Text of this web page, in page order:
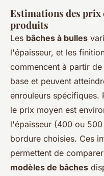
Estimations des prix
produits
Les bâches à bulles
l'épaisseur, et les
commencent à partir
base et peuvent
enrouleurs spécifiques.
le prix moyen est
l'épaisseur (400 ou
bordure choisies. Ces
permettent de
modèles de bâches